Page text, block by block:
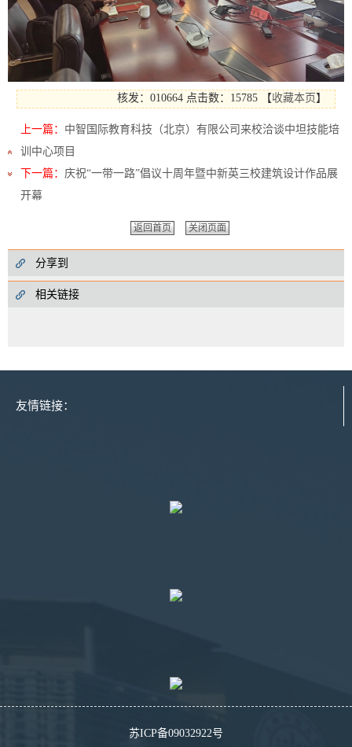
核发：010664 点击数：15785 【收藏本页 】
上一篇： 中智国际教育科技（北京）有限公司来校洽谈中坦技能培
训中心项目
下一篇： 庆祝“一带一路”倡议十周年暨中新英三校建筑设计作品展
开幕
返回首页 关闭页面
分享到
相关链接
友情链接：
苏ICP备09032922号